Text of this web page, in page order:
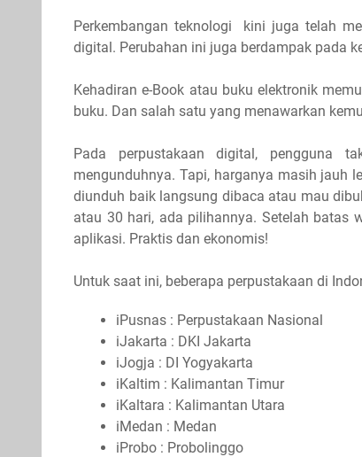
Perkembangan teknologi kini juga telah
digital. Perubahan ini juga berdampak pada
Kehadiran e-Book atau buku elektronik
buku. Dan salah satu yang menawarkan
Pada perpustakaan digital, pengguna
mengunduhnya. Tapi, harganya masih jauh
diunduh baik langsung dibaca atau mau
atau 30 hari, ada pilihannya. Setelah batas
aplikasi. Praktis dan ekonomis!
Untuk saat ini, beberapa perpustakaan di
iPusnas : Perpustakaan Nasional
iJakarta : DKI Jakarta
iJogja : DI Yogyakarta
iKaltim : Kalimantan Timur
iKaltara : Kalimantan Utara
iMedan : Medan
iProbo : Probolinggo